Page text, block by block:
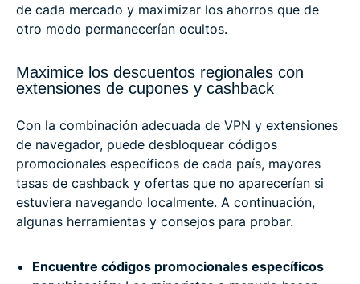
de cada mercado y maximizar los ahorros que de
otro modo permanecerían ocultos.
Maximice los descuentos regionales con
extensiones de cupones y cashback
Con la combinación adecuada de VPN y extensiones
de navegador, puede desbloquear códigos
promocionales específicos de cada país, mayores
tasas de cashback y ofertas que no aparecerían si
estuviera navegando localmente. A continuación,
algunas herramientas y consejos para probar.
Encuentre códigos promocionales específicos